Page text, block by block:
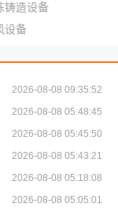
铸造设备
设备
2026-08-08 09:35:52
2026-08-08 05:48:45
2026-08-08 05:45:50
2026-08-08 05:43:21
2026-08-08 05:18:08
2026-08-08 05:05:01